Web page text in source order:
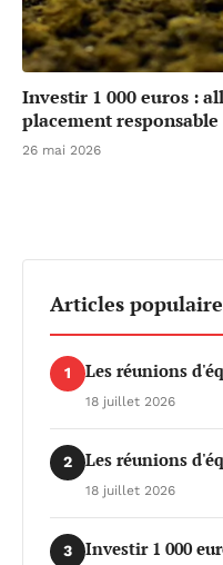
Investir 1 000 euros :
placement responsable
26 mai 2026
Articles
1 Les réunions
18 juillet 2026
2 Les réunions
18 juillet 2026
3
Investir 1 000